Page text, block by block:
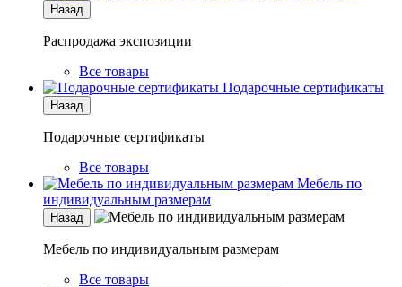
Назад
Распродажа экспозиции
Все товары
Подарочные сертификаты
Назад
Подарочные сертификаты
Все товары
Мебель по
индивидуальным размерам
Назад
Мебель по индивидуальным размерам
Все товары